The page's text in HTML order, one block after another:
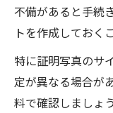
不備があると手続
トを作成しておく
特に証明写真のサ
定が異なる場合が
料で確認しましょ